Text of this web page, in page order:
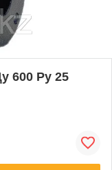
600 Ру 25